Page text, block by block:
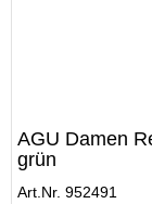
AGU Damen
grün
Art.Nr. 952491